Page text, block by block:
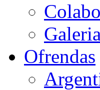
Ofrendas